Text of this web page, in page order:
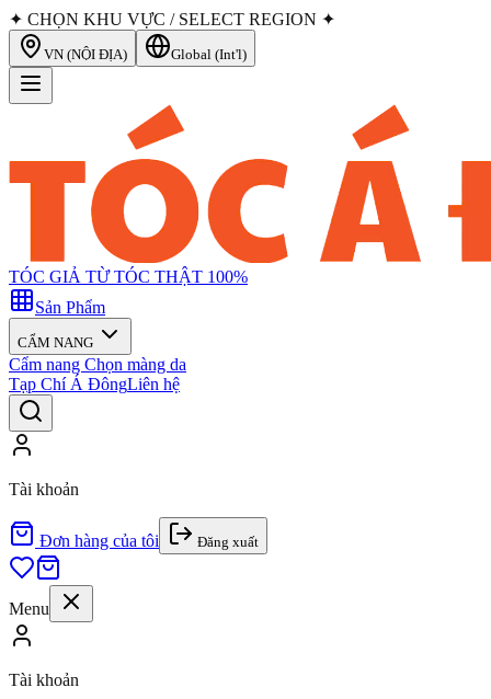
✦ CHỌN KHU VỰC / SELECT REGION ✦
VN (NỘI ĐỊA) Global (Int'l)
TÓC GIẢ TỪ TÓC THẬT 100%
Sản Phẩm
CẨM NANG
Cẩm nang Chọn màng da
Tạp Chí Á ĐôngLiên hệ
Tài khoản
Đơn hàng của tôi Đăng xuất
Menu
Tài khoản